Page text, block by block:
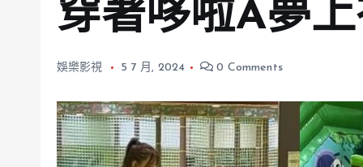
穿著哆啦A夢
娛樂影視 5 7 月, 2024 0 Comments